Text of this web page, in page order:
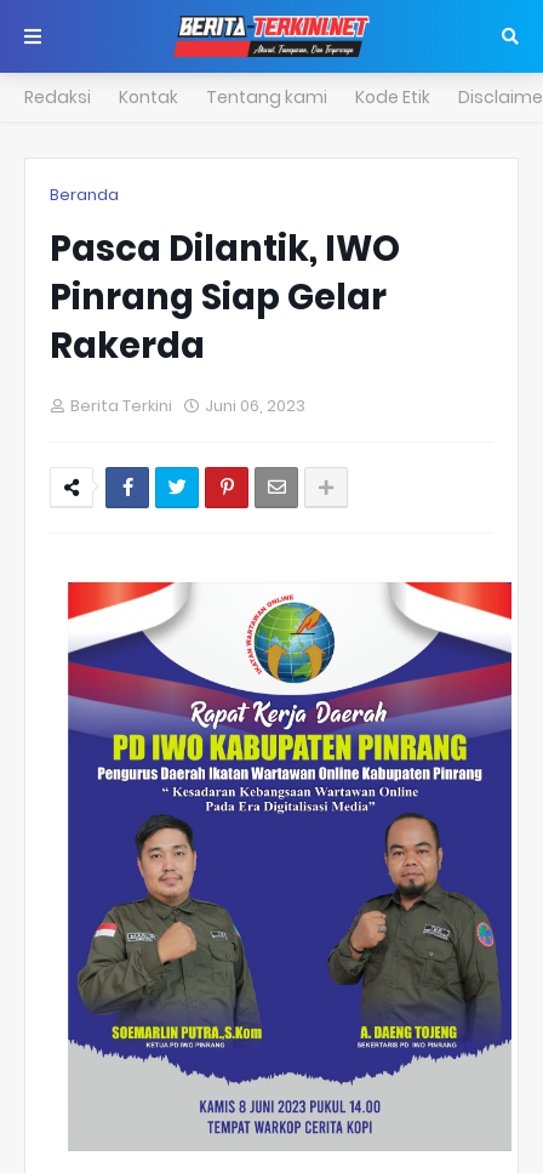
Redaksi Kontak Tentang kami Kode Etik
Beranda
Pasca Dilantik, IWO
Pinrang Siap Gelar
Rakerda
Berita Terkini Juni 06, 2023